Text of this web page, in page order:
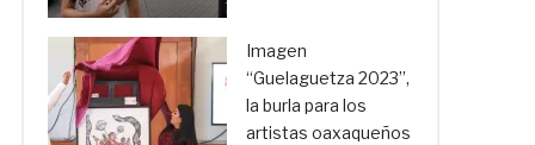
Imagen
“Guelaguetza 2023”,
la burla para los
artistas oaxaqueños